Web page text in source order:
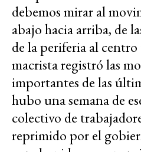
debemos mirar al
abajo hacia arriba, de
de la periferia al centro
macrista registró las
importantes de las
hubo una semana de
colectivo de
reprimido por el